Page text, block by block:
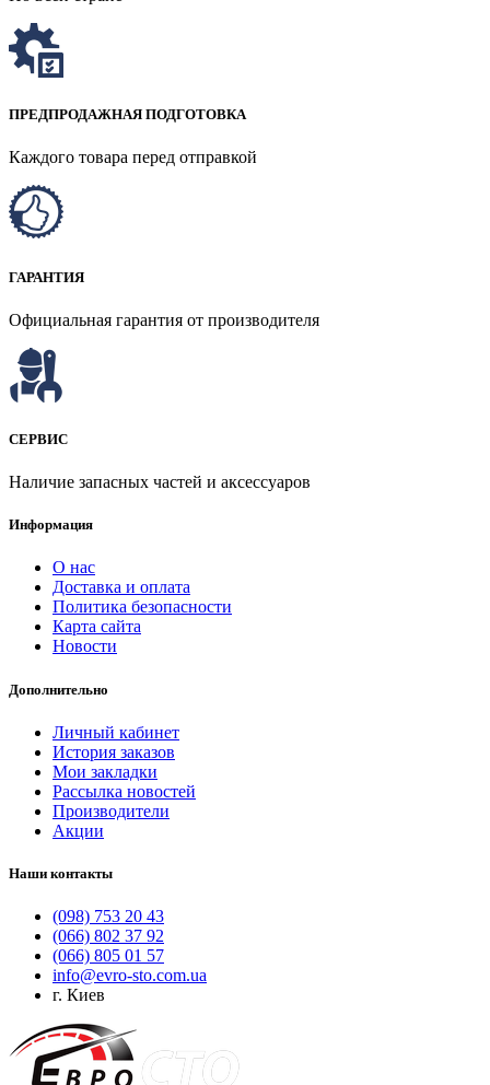
ПРЕДПРОДАЖНАЯ ПОДГОТОВКА
Каждого товара перед отправкой
ГАРАНТИЯ
Официальная гарантия от производителя
СЕРВИС
Наличие запасных частей и аксессуаров
Информация
О нас
Доставка и оплата
Политика безопасности
Карта сайта
Новости
Дополнительно
Личный кабинет
История заказов
Мои закладки
Рассылка новостей
Производители
Акции
Наши контакты
(098) 753 20 43
(066) 802 37 92
(066) 805 01 57
info@evro-sto.com.ua
г. Киев